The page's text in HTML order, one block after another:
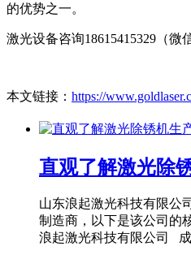
的优势之一。
激光设备咨询18615415329（微
本文链接： https://
直观了解激光除
山东浪起激光科技有限公
制造商，以下是该公司的
浪起激光科技有限公司